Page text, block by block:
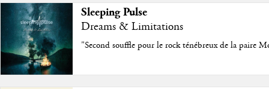
Sleeping Pulse
Dreams & Limitations
"Second souffle pour le rock ténébreux de la paire